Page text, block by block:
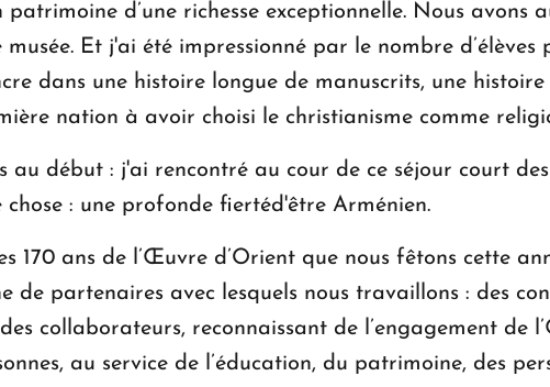
d’une richesse exceptionnelle. Nous avons
Et j'ai été impressionné par le nombre d’élèves
dans une histoire longue de manuscrits, une
nation à avoir choisi le christianisme comme
début : j'ai rencontré au cour de ce séjour court
chose : une profonde fiertéd'être Arménien.
170 ans de l’Œuvre d’Orient que nous fêtons cette
de partenaires avec lesquels nous travaillons : des
collaborateurs, reconnaissant de l’engagement de
au service de l’éducation, du patrimoine, des